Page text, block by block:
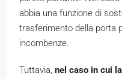
abbia una funzione di
trasferimento della porta
incombenze.
Tuttavia, nel caso in cui